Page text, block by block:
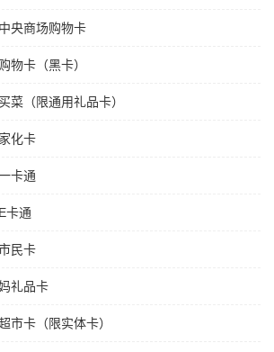
央商场购物卡
物卡（黑卡）
菜（限通用礼品卡）
化卡
卡通
卡通
民卡
礼品卡
市卡（限实体卡）